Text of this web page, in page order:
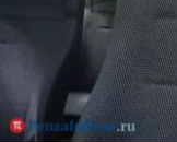
теме
в